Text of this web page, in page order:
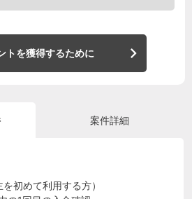
トを獲得するために
案件詳細
初めて利用する方）